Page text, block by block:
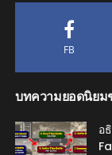
FB
บทความยอดนิยม
อ